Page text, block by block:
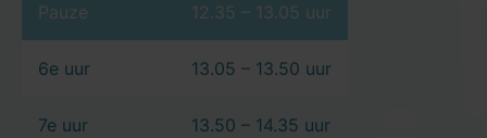
Pauze 12.35 – 13.05 uur
6e uur 13.05 – 13.50 uur
7e uur 13.50 – 14.35 uur